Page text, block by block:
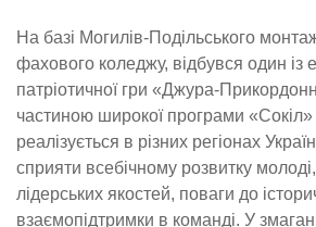
На базі Могилів-Подільського
фахового коледжу, відбувся один із
патріотичної гри «Джура-
частиною широкої програми
реалізується в різних регіонах
сприяти всебічному розвитку
лідерських якостей, поваги до
взаємопідтримки в команді. У